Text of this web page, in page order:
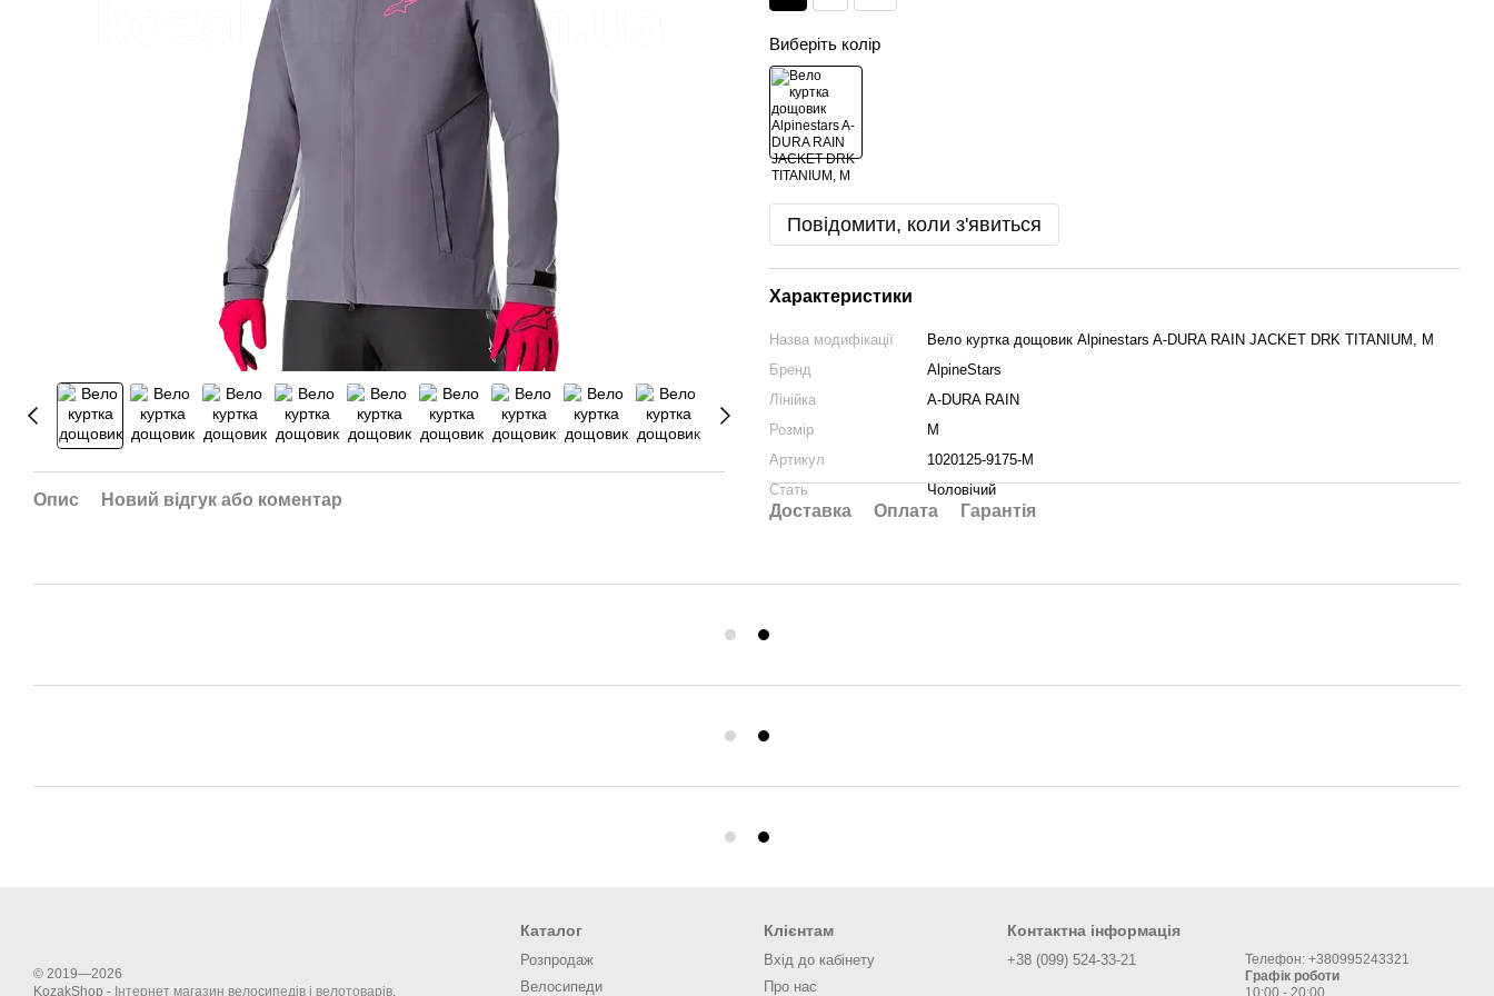
Опис Новий відгук або коментар
Виберіть колір
Повідомити, коли з'явиться
Характеристики
Назва модифікації
Вело куртка дощовик Alpinestars A-DURA RAIN JACKET DRK TITANIUM, M
Бренд
AlpineStars
Лінійка
A-DURA RAIN
Розмір
M
Артикул
1020125-9175-M
Стать
Чоловічий
Доставка Оплата Гарантія
© 2019—2026
KozakShop - Інтернет магазин велосипедів і велотоварів.
Каталог
Розпродаж
Велосипеди
Клієнтам
Вхід до кабінету
Про нас
Контактна інформація
+38 (099) 524-33-21
Телефон: +380995243321
Графік роботи
10:00 - 20:00